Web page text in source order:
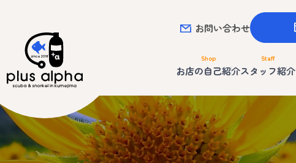
お問い合わせ
Shop
お店の自己紹介
Staff
スタッフ紹介